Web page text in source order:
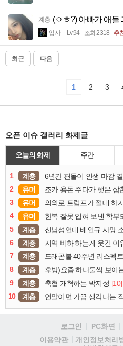
계층 (ㅇㅎ?) 아빠가 애들
입사 Lv.94 조회 2318 추
최근 다음
1 2 3
오픈 이슈 갤러리 화제글
오늘의 화제 주간
1 계층 6년간 편돌이 인생 마감
2
유머 조카 용돈 주다가 뺏은 삼
3
유머 의외로 트럼프가 절대 하
4
유머 한복 잘못 입혀 보낸 학부
5
계층 신남성연대 배인규 사망
6
계층 지역 비하 하는게 웃긴 이
7
계층 드래곤볼 40주년 리스펙
8
계층 후방)요즘 하나둘씩 보이
9
계층 축협 개혁하는 박지성 [10]
10
계층 연말이면 가끔 생각나는
로그인 PC화면
이용약관
개인정보처리